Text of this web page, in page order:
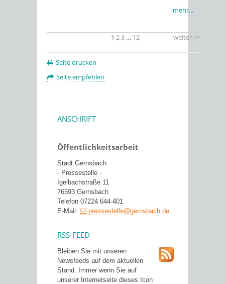
mehr...
1 23 … 12 weiter >>
Seite drucken
Seite empfehlen
ANSCHRIFT
Öffentlichkeitsarbeit
Stadt Gernsbach
- Pressestelle -
Igelbachstraße 11
76593 Gernsbach
Telefon 07224 644-401
E-Mail:
pressestelle@gernsbach.de
RSS-FEED
Bleiben Sie mit unseren
Newsfeeds auf dem aktuellen
Stand. Immer wenn Sie auf
unserer Internetseite dieses Icon